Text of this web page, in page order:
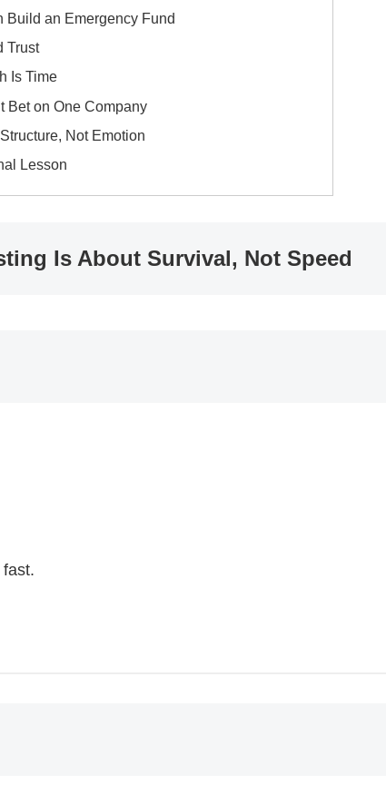
Build an Emergency Fund
Trust
Is Time
Bet on One Company
Not Emotion
Lesson
Is About Survival, Not Speed